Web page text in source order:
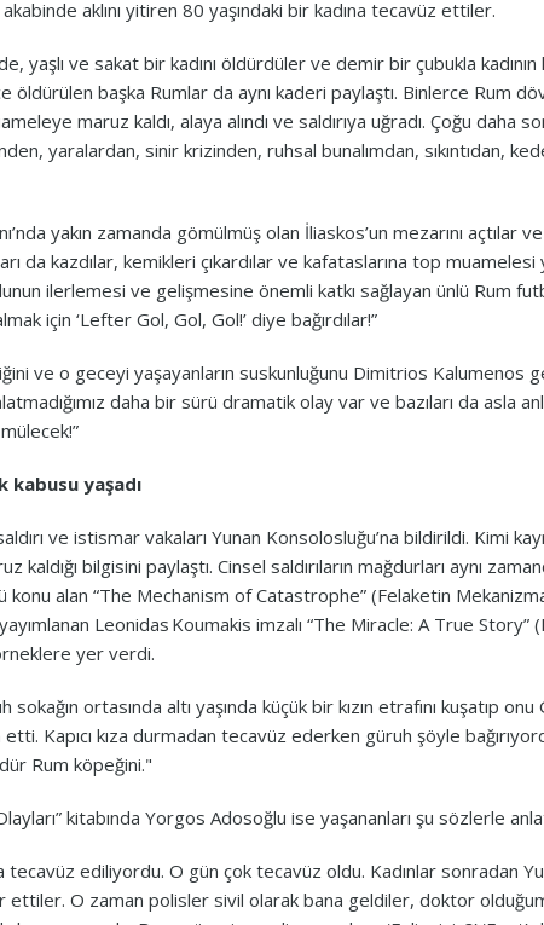
aklını yitiren 80 yaşındaki bir kadına tecavüz ettiler.
yaşlı ve sakat bir kadını öldürdüler ve demir bir çubukla kadının
öldürülen başka Rumlar da aynı kaderi paylaştı. Binlerce Rum
maruz kaldı, alaya alındı ve saldırıya uğradı. Çoğu daha
yaralardan, sinir krizinden, ruhsal bunalımdan, sıkıntıdan,
yakın zamanda gömülmüş olan İliaskos’un mezarını açtılar
da kazdılar, kemikleri çıkardılar ve kafataslarına top muamelesi
ilerlemesi ve gelişmesine önemli katkı sağlayan ünlü Rum
için ‘Lefter Gol, Gol, Gol!’ diye bağırdılar!”
ve o geceyi yaşayanların suskunluğunu Dimitrios Kalumenos
daha bir sürü dramatik olay var ve bazıları da asla
kabusu yaşadı
ve istismar vakaları Yunan Konsolosluğu’na bildirildi. Kimi
kaldığı bilgisini paylaştı. Cinsel saldırıların mağdurları aynı
konu alan “The Mechanism of Catastrophe” (Felaketin
Leonidas Koumakis imzalı “The Miracle: A True Story”
yer verdi.
ortasında altı yaşında küçük bir kızın etrafını kuşatıp onu
Kapıcı kıza durmadan tecavüz ederken güruh şöyle
Rum köpeğini."
kitabında Yorgos Adosoğlu ise yaşananları şu sözlerle
tecavüz ediliyordu. O gün çok tecavüz oldu. Kadınlar sonradan
ettiler. O zaman polisler sivil olarak bana geldiler, doktor